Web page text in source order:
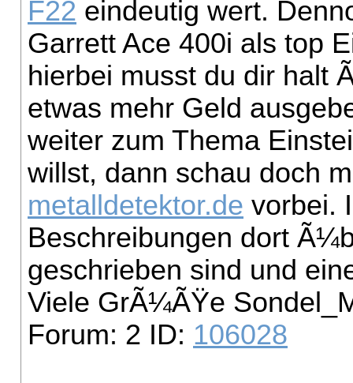
F22 eindeutig wert.
Garrett Ace 400i als top
hierbei musst du dir halt
etwas mehr Geld
weiter zum Thema
willst, dann schau doch
metalldetektor.de vorbei.
Beschreibungen dort
geschrieben sind und
Viele GrÃ¼ÃŸe
Forum: 2 ID: 106028